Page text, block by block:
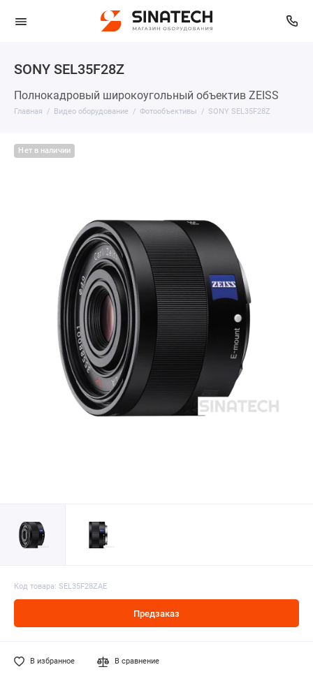
SONY SEL35F28Z
Полнокадровый широкоугольный объектив ZEISS
Главная Видео оборудование Фотообъективы SONY SEL35F28Z
Нет в наличии
Код товара: SEL35F28ZAE
Предзаказ
В избранное В сравнение